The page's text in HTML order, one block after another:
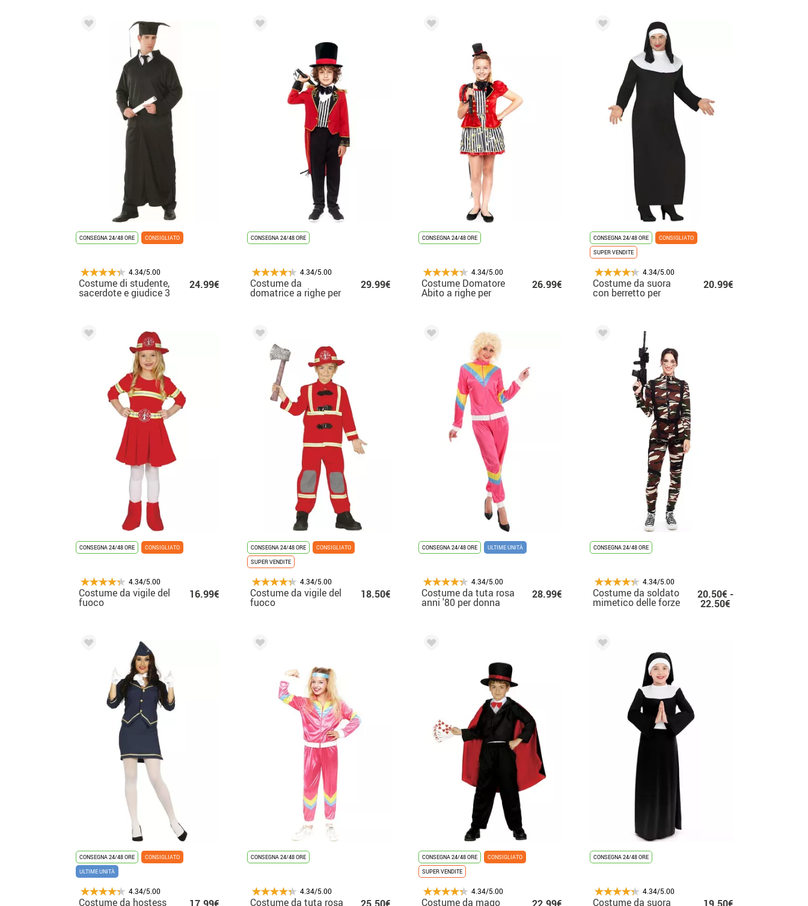
CONSEGNA 24/48 ORE CONSIGLIATO
4.34/5.00
Costume di studente,
sacerdote e giudice 3
in 1 per l'uomo
24.99€
CONSEGNA 24/48 ORE
4.34/5.00
Costume da
domatrice a righe per
29.99€
CONSEGNA 24/48 ORE
4.34/5.00
Costume Domatore
Abito a righe per
26.99€
CONSEGNA 24/48 ORE
CONSIGLIATO
SUPER VENDITE
4.34/5.00
Costume da suora
con berretto per
20.99€
CONSEGNA 24/48 ORE CONSIGLIATO
4.34/5.00
Costume da vigile del
fuoco
16.99€
CONSEGNA 24/48 ORE
CONSIGLIATO
SUPER VENDITE
4.34/5.00
Costume da vigile del
fuoco
18.50€
CONSEGNA 24/48 ORE ULTIME UNITÀ
4.34/5.00
Costume da tuta rosa
anni '80 per donna
28.99€
CONSEGNA 24/48 ORE
4.34/5.00
Costume da soldato
mimetico delle forze
20.50€ -
22.50€
CONSEGNA 24/48 ORE
CONSIGLIATO
ULTIME UNITÀ
4.34/5.00
Costume da hostess
CONSEGNA 24/48 ORE
4.34/5.00
Costume da tuta rosa
CONSEGNA 24/48 ORE
CONSIGLIATO
SUPER VENDITE
4.34/5.00
Costume da mago
CONSEGNA 24/48 ORE
4.34/5.00
Costume da suora